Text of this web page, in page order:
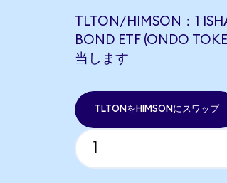
TLTON/HIMSON：1
BOND ETF (ONDO
当します
TLTONをHIMSONにスワップ